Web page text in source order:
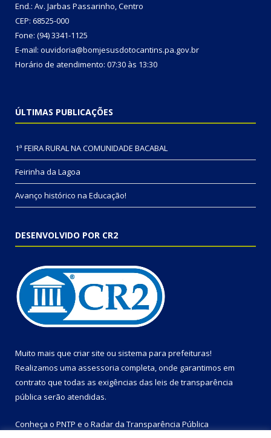
End.: Av. Jarbas Passarinho, Centro
CEP: 68525-000
Fone: (94) 3341-1125
E-mail: ouvidoria@bomjesusdotocantins.pa.gov.br
Horário de atendimento: 07:30 às 13:30
ÚLTIMAS PUBLICAÇÕES
1ª FEIRA RURAL NA COMUNIDADE BACABAL
Feirinha da Lagoa
Avanço histórico na Educação!
DESENVOLVIDO POR CR2
Muito mais que criar site ou sistema para prefeituras!
Realizamos uma assessoria completa, onde garantimos em
contrato que todas as exigências das leis de transparência
pública serão atendidas.
Conheça o PNTP e o Radar da Transparência Pública